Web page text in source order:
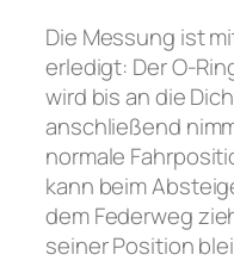
Die Messung ist
erledigt: Der O-
wird bis an die
anschließend
normale
kann beim
dem Federweg
seiner Position